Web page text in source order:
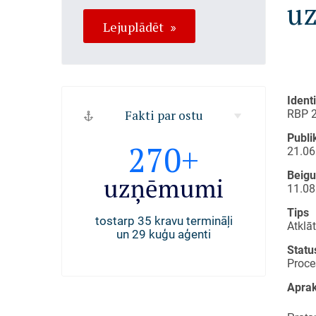
RBP
Tips
Lejuplādēt
Fakti par ostu
270+
uzņēmumi
tostarp 35 kravu termināļi
un 29 kuģu aģenti